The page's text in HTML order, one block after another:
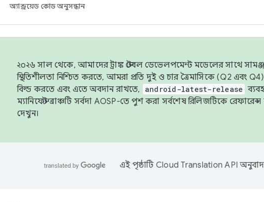
অ্যান্ড্রয়েড কোড অনুসন্ধান
২০২৬ সাল থেকে, আমাদের ট্রাঙ্ক স্টেবল ডেভেলপমেন্ট মডেলের সাথে
স্থিতিশীলতা নিশ্চিত করতে, আমরা প্রতি দুই ও চার ত্রৈমাসিকে (Q2 এবং
বিল্ড করতে এবং এতে অবদান রাখতে,
android-latest-release
ম্যানিফেস্ট ব্রাঞ্চটি সর্বদা AOSP-তে পুশ করা সর্বশেষ রিলিজটিকে
দেখুন।
এই পৃষ্ঠাটি Cloud Translation API